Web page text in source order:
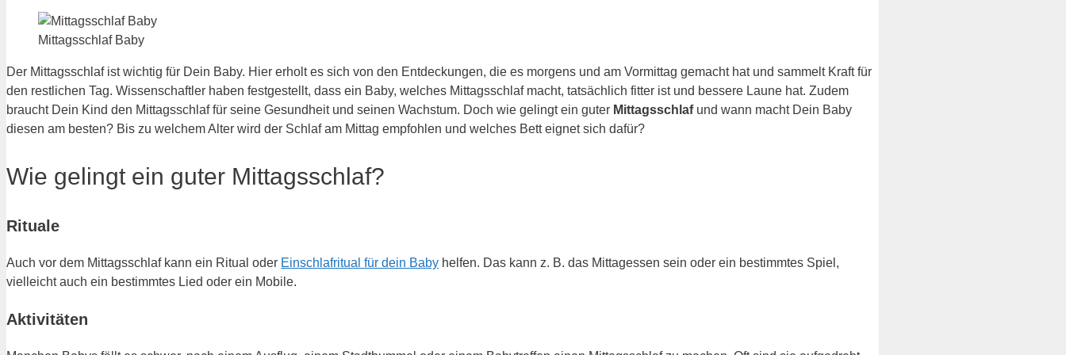
Mittagsschlaf Baby
Der Mittagsschlaf ist wichtig für Dein Baby. Hier erholt es sich von den Entdeckungen, die es morgens und am Vormittag gemacht hat und sammelt Kraft für
den restlichen Tag. Wissenschaftler haben festgestellt, dass ein Baby, welches Mittagsschlaf macht, tatsächlich fitter ist und bessere Laune hat. Zudem
braucht Dein Kind den Mittagsschlaf für seine Gesundheit und seinen Wachstum. Doch wie gelingt ein guter Mittagsschlafund wann macht Dein Baby
diesen am besten? Bis zu welchem Alter wird der Schlaf am Mittag empfohlen und welches Bett eignet sich dafür?
Wie gelingt ein guter Mittagsschlaf?
Rituale
Auch vor dem Mittagsschlaf kann ein Ritual oder Einschlafritual für dein Baby helfen. Das kann z. B. das Mittagessen sein oder ein bestimmtes Spiel,
vielleicht auch ein bestimmtes Lied oder ein Mobile.
Aktivitäten